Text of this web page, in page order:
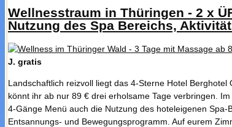
Wellnesstraum in Thüringen - 2 x
Nutzung des Spa Bereichs,
J. gratis
Landschaftlich reizvoll liegt das 4-Sterne Hotel
könnt ihr ab nur 89 € drei erholsame Tage verbringen.
4-Gänge Menü auch die Nutzung des hoteleigenen
Entsannungs- und Bewegungsprogramm. Auf eurem